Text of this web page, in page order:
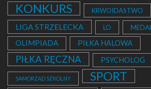
KONKURS KRWOIDASTWO
LIGA STRZELECKA LO MEDAL
OLIMPIADA PIŁKA HALOWA
PIŁKA RĘCZNA PSYCHOLOG
SAMORZĄD SZKOLNY SPORT